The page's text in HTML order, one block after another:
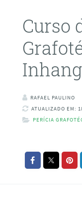
Curso
RAFAEL PAULINO
ATUALIZADO EM:
PERÍCIA